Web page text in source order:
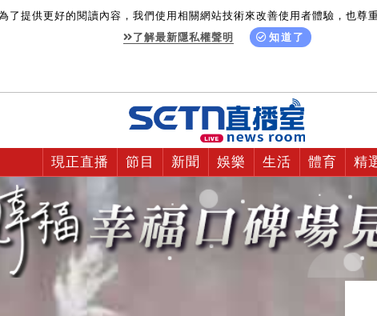
了提供更好的閱讀內容，我們使用相關網站技術來改善使用者體驗，也尊
了解最新隱私權聲明
知道了
現正直播 節目 新聞 娛樂 生活 體育 精